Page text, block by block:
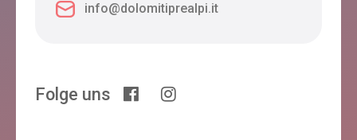
info@dolomitiprealpi.it
Folge uns